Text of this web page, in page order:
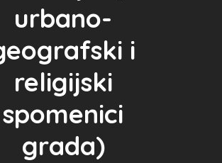
urbano-
i
religijski
spomenici
grada)